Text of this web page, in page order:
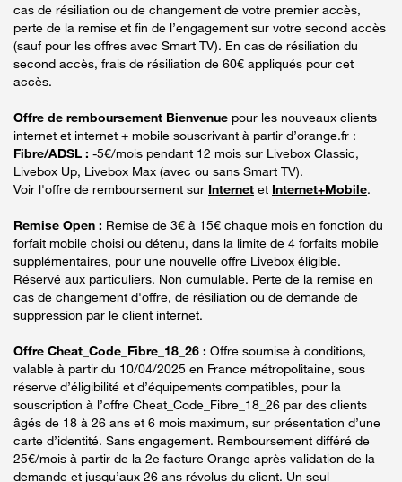
cas de résiliation ou de changement de votre premier accès,
perte de la remise et fin de l’engagement sur votre second accès
(sauf pour les offres avec Smart TV). En cas de résiliation du
second accès, frais de résiliation de 60€ appliqués pour cet
accès.
Offre de remboursement Bienvenue pour les nouveaux clients
internet et internet + mobile souscrivant à partir d’orange.fr :
Fibre/ADSL : -5€/mois pendant 12 mois sur Livebox Classic,
Livebox Up, Livebox Max (avec ou sans Smart TV).
Voir l'offre de remboursement sur Internet et Internet+Mobile.
Remise Open : Remise de 3€ à 15€ chaque mois en fonction du
forfait mobile choisi ou détenu, dans la limite de 4 forfaits mobile
supplémentaires, pour une nouvelle offre Livebox éligible.
Réservé aux particuliers. Non cumulable. Perte de la remise en
cas de changement d'offre, de résiliation ou de demande de
suppression par le client internet.
Offre Cheat_Code_Fibre_18_26 : Offre soumise à conditions,
valable à partir du 10/04/2025 en France métropolitaine, sous
réserve d’éligibilité et d’équipements compatibles, pour la
souscription à l’offre Cheat_Code_Fibre_18_26 par des clients
âgés de 18 à 26 ans et 6 mois maximum, sur présentation d’une
carte d’identité. Sans engagement. Remboursement différé de
25€/mois à partir de la 2e facture Orange après validation de la
demande et jusqu’aux 26 ans révolus du client. Un seul